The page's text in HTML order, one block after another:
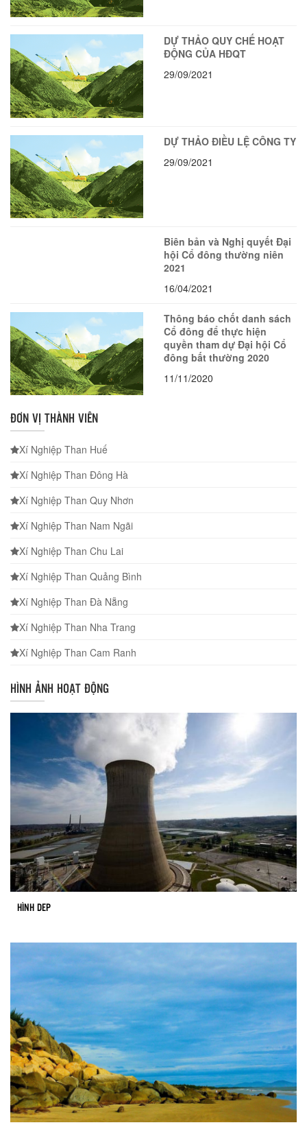
DỰ THẢO QUY CHẾ HOẠT
ĐỘNG CỦA HĐQT
29/09/2021
DỰ THẢO ĐIỀU LỆ CÔNG TY
29/09/2021
Biên bản và Nghị quyết Đại
hội Cổ đông thường niên
2021
16/04/2021
Thông báo chốt danh sách
Cổ đông để thực hiện
quyền tham dự Đại hội Cổ
đông bất thường 2020
11/11/2020
ĐƠN VỊ THÀNH VIÊN
Xí Nghiệp Than Huế
Xí Nghiệp Than Đông Hà
Xí Nghiệp Than Quy Nhơn
Xí Nghiệp Than Nam Ngãi
Xí Nghiệp Than Chu Lai
Xí Nghiệp Than Quảng Bình
Xí Nghiệp Than Đà Nẵng
Xí Nghiệp Than Nha Trang
Xí Nghiệp Than Cam Ranh
HÌNH ẢNH HOẠT ĐỘNG
HÌNH DEP